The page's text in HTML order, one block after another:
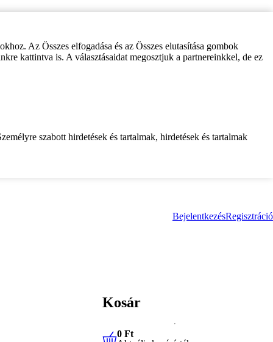
Az Összes elfogadása és az Összes elutasítása gombok
kattintva is. A választásaidat megosztjuk a partnereinkkel, de ez
szabott hirdetések és tartalmak, hirdetések és tartalmak
BejelentkezésRegisztráció
Kosár
0 Ft